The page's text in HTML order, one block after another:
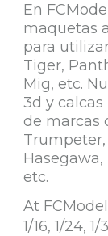
En
maquetas a
para
Tiger,
Mig, etc.
3d y
de marcas
Trumpeter,
etc.
At
1/16, 1/24,